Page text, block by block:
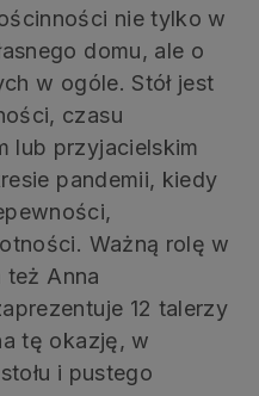
nie tylko w
domu, ale o
w ogóle. Stół jest
czasu
lub przyjacielskim
pandemii, kiedy
Ważną rolę w
też Anna
12 talerzy
tę okazję, w
i pustego